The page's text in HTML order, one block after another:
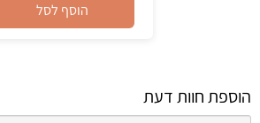
הוסף לסל
הוספת חוות דעת